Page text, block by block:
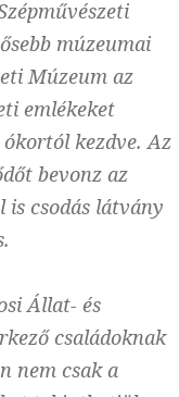
múzeumai
Múzeum az
emlékeket
kezdve. Az
bevonz az
is csodás látvány
Állat- és
családoknak
nem csak a